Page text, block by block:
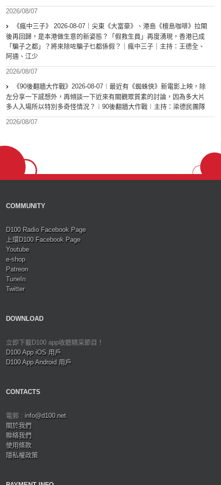
2026/08/07
《瘋中三子》 2026-08-07｜尖東《大富豪》、港島《檀島咖啡》拉閘
後再回歸，是本港做生意的新姿態？「假救生員」再度湧現，香港已成
「騙子之都」？將來除咗騙子乜都係假？｜瘋中三子｜主持：王德全、
阿通、江少
2026/08/07
《90後翻牆大作戰》2026-08-07︱最近有《蜘蛛俠》新電影上映，除
左分享一下感想外，再傾談一下近來有關觀眾質素的討論，因為多大片
多人入場所以特別多奇怪情況？︱90後翻牆大作戰︱主持：梁德民團隊
2026/08/07
COMMUNITY
D100 Radio Facebook Page
上環D100 Facebook Page
Youtube
e-shop
Patreon
TuneIn
Twitter
DOWNLOAD
立即下載D100 app收聽精采節目！
D100 App iOS 用戶
D100 App Android 用戶
CONTACTS
電郵 : info@d100.net
關於我們
聯絡我們
使用條款
隱私權政策